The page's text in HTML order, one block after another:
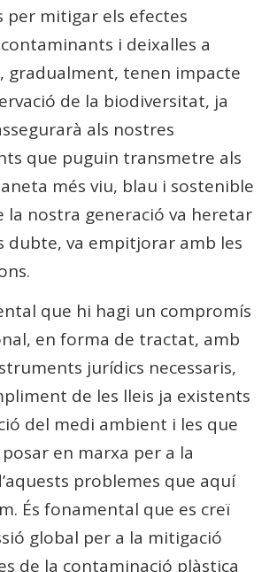
per mitigar els efectes
contaminants i deixalles a
gradualment, tenen impacte
de la biodiversitat, ja
als nostres
que puguin transmetre als
més viu, blau i sostenible
la nostra generació va heretar
dubte, va empitjorar amb les
que hi hagi un compromís
en forma de tractat, amb
jurídics necessaris,
de les lleis ja existents
del medi ambient i les que
en marxa per a la
problemes que aquí
És fonamental que es creï
global per a la mitigació
de la contaminació plàstica